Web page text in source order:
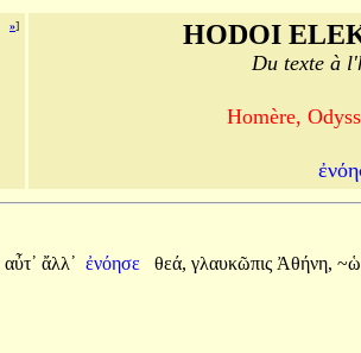
»]
HODOI
Du texte à
Homère,
αὖτ᾽ ἄλλ᾽ ἐνόησε θεά, γλαυκῶπις Ἀθήνη,